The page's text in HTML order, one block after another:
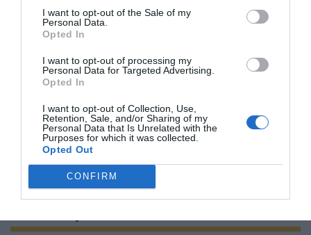
I want to opt-out of the Sale of my
Personal Data.
Opted In
I want to opt-out of processing my
Personal Data for Targeted Advertising.
Opted In
I want to opt-out of Collection, Use,
Retention, Sale, and/or Sharing of my
Personal Data that Is Unrelated with the
Purposes for which it was collected.
Opted Out
CONFIRM
LIBERALA LEDARE
Norrtälje visar vägen: Fler elever
klarar grundskolan
Robert Beronius
LIBERAL
Dags att ge Rimbo mer makt?
Robert Beronius